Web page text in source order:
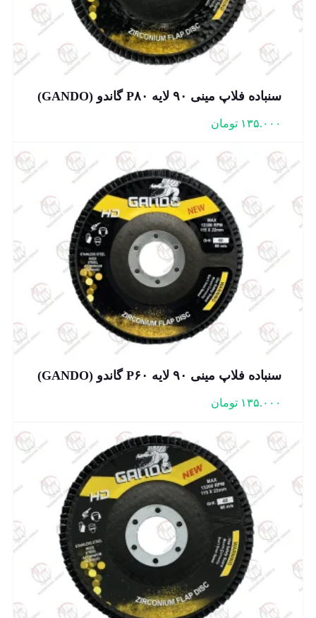
سنباده فلاپ مینی ۹۰ لایه P۸۰ گاندو (GANDO)
۱۳۵.۰۰۰ تومان
سنباده فلاپ مینی ۹۰ لایه P۶۰ گاندو (GANDO)
۱۳۵.۰۰۰ تومان